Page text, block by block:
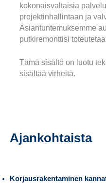
kokonaisvaltaisia
projektinhallintaan ja
Asiantuntemuksemme
putkiremonttisi
Tämä sisältö on luotu
sisältää virheitä.
Ajankohtaista
Korjausrakentaminen